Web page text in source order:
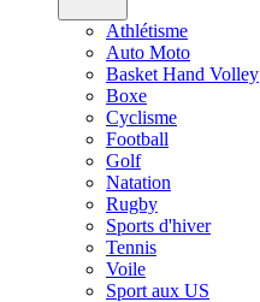
Athlétisme
Auto Moto
Basket Hand Volley
Boxe
Cyclisme
Football
Golf
Natation
Rugby
Sports d'hiver
Tennis
Voile
Sport aux US